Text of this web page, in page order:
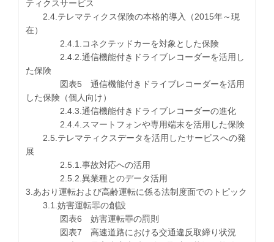
ティクスサービス
2.4.テレマティクス保険の本格的導入（2015年～現
在）
2.4.1.コネクテッドカーを対象とした保険
2.4.2.通信機能付きドライブレコーダーを活用し
た保険
図表5 通信機能付きドライブレコーダーを活用
した保険（個人向け）
2.4.3.通信機能付きドライブレコーダーの進化
2.4.4.スマートフォンや専用端末を活用した保険
2.5.テレマティクスデータを活用したサービスへの発
展
2.5.1.事故対応への活用
2.5.2.異業種とのデータ活用
3.あおり運転および高齢運転に係る法制度面でのトピック
3.1.妨害運転罪の創設
図表6 妨害運転罪の罰則
図表7 高速道路における交通違反取締り状況